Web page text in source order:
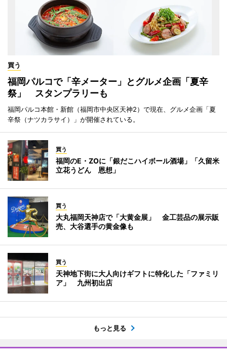
買う
福岡パルコで「辛メーター」とグルメ企画「夏辛
祭」 スタンプラリーも
福岡パルコ本館・新館（福岡市中央区天神2）で現在、グルメ企画「夏
辛祭（ナツカラサイ）」が開催されている。
買う
福岡のE・ZOに「銀だこハイボール酒場」「久留米
立花うどん 恩想」
買う
大丸福岡天神店で「大黄金展」 金工芸品の展示販
売、大谷選手の黄金像も
買う
天神地下街に大人向けギフトに特化した「ファミリ
ア」 九州初出店
もっと見る